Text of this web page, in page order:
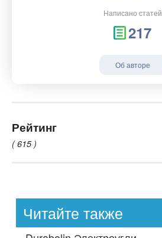
Написано статей
217
Об авторе
Рейтинг
( 615 )
Читайте также